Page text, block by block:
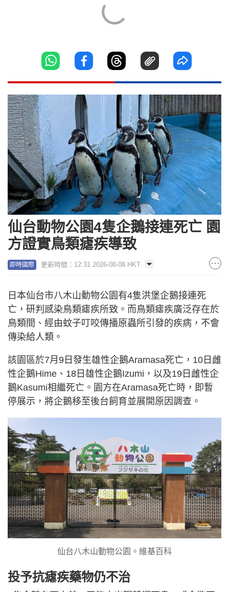
仙台動物公園4隻企鵝接連死亡 園
方證實鳥類瘧疾導致
即時國際 更新時間：12:31 2026-08-08 HKT
日本仙台市八木山動物公園有4隻洪堡企鵝接連死
亡，研判感染鳥類瘧疾所致。而鳥類瘧疾廣泛存在於
鳥類間、經由蚊子叮咬傳播原蟲所引發的疾病，不會
傳染給人類。
該園區於7月9日發生雄性企鵝Aramasa死亡，10日雌
性企鵝Hime、18日雄性企鵝Izumi，以及19日雌性企
鵝Kasumi相繼死亡。園方在Aramasa死亡時，即暫
停展示，將企鵝移至後台飼育並展開原因調查。
仙台八木山動物公園。維基百科
投予抗瘧疾藥物仍不治